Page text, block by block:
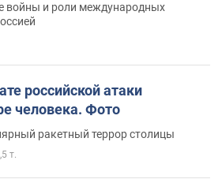
войны и роли международных
российской атаки
человека. Фото
ракетный террор столицы
т.